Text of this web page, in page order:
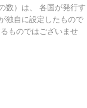
数）は、 各国が発行す
独自に設定したもので
ものではございませ